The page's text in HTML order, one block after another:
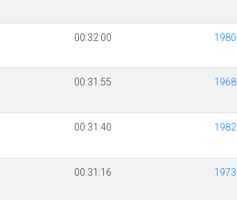
00:32:00 1980
00:31:55 1968
00:31:40 1982
00:31:16 1973